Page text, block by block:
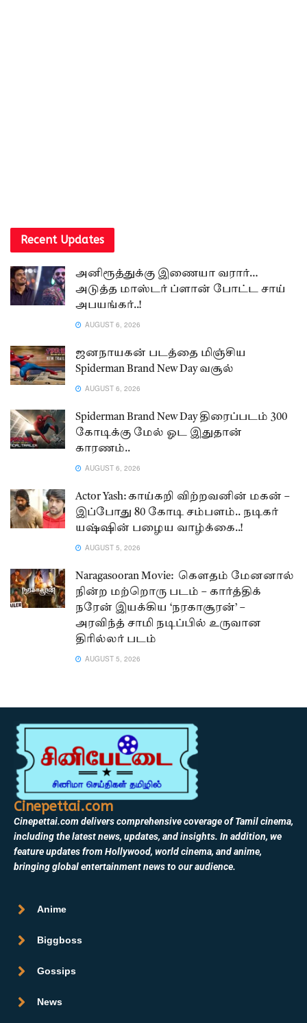
Recent Updates
அனிரூத்துக்கு இணையா வரார்…
அடுத்த மாஸ்டர் ப்ளான் போட்ட சாய்
அபயங்கர்..!
AUGUST 6, 2026
ஜனநாயகன் படத்தை மிஞ்சிய
Spiderman Brand New Day வசூல்
AUGUST 6, 2026
Spiderman Brand New Day திரைப்படம் 300
கோடிக்கு மேல் ஓட இதுதான்
காரணம்..
AUGUST 6, 2026
Actor Yash: காய்கறி விற்றவனின் மகன் –
இப்போது 80 கோடி சம்பளம்.. நடிகர்
யஷ்ஷின் பழைய வாழ்க்கை..!
AUGUST 5, 2026
Naragasooran Movie: கௌதம் மேனனால்
நின்ற மற்றொரு படம் – கார்த்திக்
நரேன் இயக்கிய ‘நரகாசூரன்’ –
அரவிந்த் சாமி நடிப்பில் உருவான
திரில்லர் படம்
AUGUST 5, 2026
Cinepettai.com
Cinepettai.com delivers comprehensive coverage of Tamil cinema,
including the latest news, updates, and insights. In addition, we
feature updates from Hollywood, world cinema, and anime,
bringing global entertainment news to our audience.
Anime
Biggboss
Gossips
News